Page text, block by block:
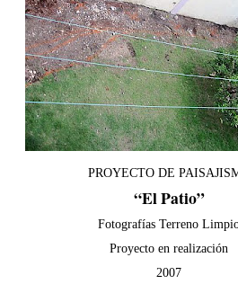
PROYECTO DE
“El Patio”
Fotografías Terreno
Proyecto en realización
2007